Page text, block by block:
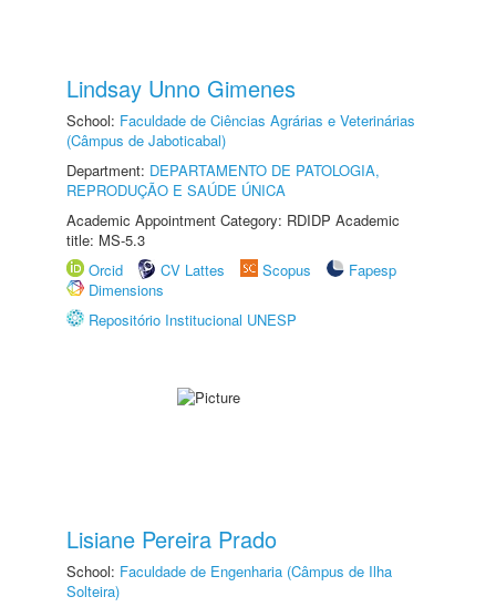
Lindsay Unno Gimenes
School: Faculdade de Ciências Agrárias e Veterinárias
(Câmpus de Jaboticabal)
Department: DEPARTAMENTO DE PATOLOGIA,
REPRODUÇÃO E SAÚDE ÚNICA
Academic Appointment Category: RDIDP Academic
title: MS-5.3
Orcid
CV Lattes Scopus
Fapesp
Dimensions
Repositório Institucional UNESP
Lisiane Pereira Prado
School: Faculdade de Engenharia (Câmpus de Ilha
Solteira)